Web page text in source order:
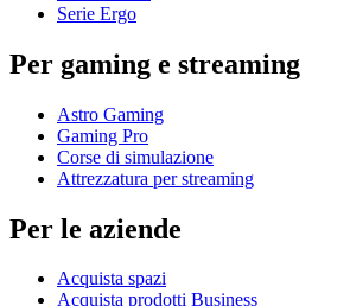
Serie Ergo
Per gaming e streaming
Astro Gaming
Gaming Pro
Corse di simulazione
Attrezzatura per streaming
Per le aziende
Acquista spazi
Acquista prodotti Business